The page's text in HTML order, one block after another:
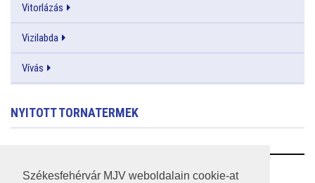
Székesfehérvár MJV weboldalain cookie-at
Vitorlázás
Vizilabda
Vívás
NYITOTT TORNATERMEK
RSS